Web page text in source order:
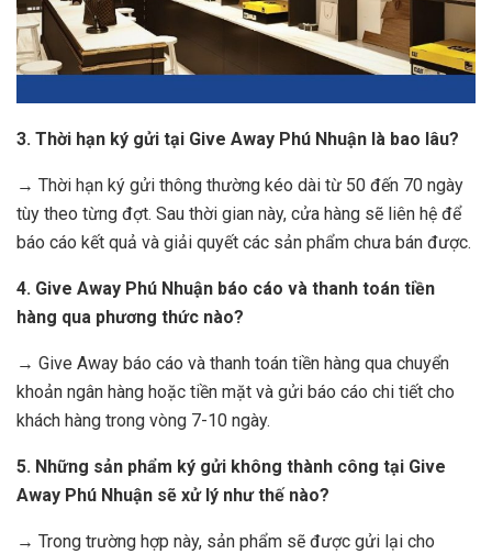
3. Thời hạn ký gửi tại Give Away Phú Nhuận là bao lâu?
→ Thời hạn ký gửi thông thường kéo dài từ 50 đến 70 ngày
tùy theo từng đợt. Sau thời gian này, cửa hàng sẽ liên hệ để
báo cáo kết quả và giải quyết các sản phẩm chưa bán được.
4. Give Away Phú Nhuận báo cáo và thanh toán tiền
hàng qua phương thức nào?
→ Give Away báo cáo và thanh toán tiền hàng qua chuyển
khoản ngân hàng hoặc tiền mặt và gửi báo cáo chi tiết cho
khách hàng trong vòng 7-10 ngày.
5. Những sản phẩm ký gửi không thành công tại Give
Away Phú Nhuận sẽ xử lý như thế nào?
→ Trong trường hợp này, sản phẩm sẽ được gửi lại cho